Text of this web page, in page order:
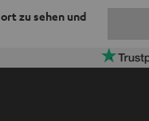
zu sehen und